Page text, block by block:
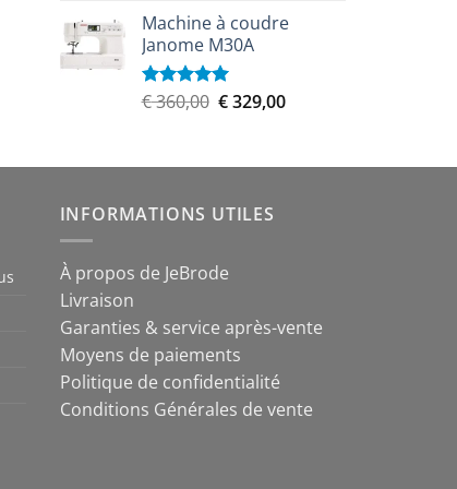
€ 5.579,00.
initial
était :
€ 899,00.
actuel
Machine à coudre
Janome M30A
Note5.00
€360,00 Le
était :
€329,00Le
est :
INFORMATIONS UTILES
À propos de JeBrode
Livraison
Garanties & service après-vente
Moyens de paiements
Politique de confidentialité
Conditions Générales de vente